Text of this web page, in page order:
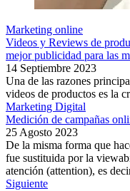
Marketing online
Videos y Reviews de
mejor publicidad para las
14 Septiembre 2023
Una de las razones
videos de productos es la
Marketing Digital
Medición de campañas
25 Agosto 2023
De la misma forma que
fue sustituida por la
atención (attention), es
Siguiente